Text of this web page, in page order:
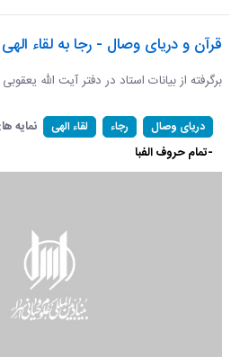
قرآن و دریای وصال - رجا به لقاء الهی
برگرفته از بیانات استاد در دفتر آیت الله یعقوبی -
دریای وصال رجاء لقاء الهی نمایه ها:
-تمام حروف الفبا